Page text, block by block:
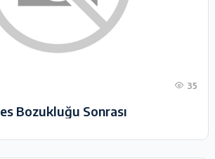
35
Bozukluğu Sonrası